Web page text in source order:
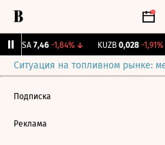
ARSA 7,46 -1,84%↓ KUZB 0,028 -1,91%
Ситуация на топливном рынке:
Подписка
Реклама